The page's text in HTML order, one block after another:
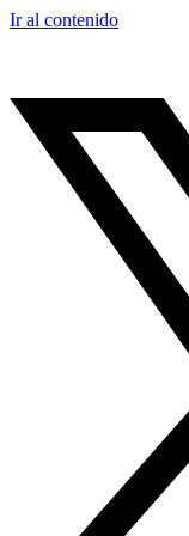
Ir al contenido